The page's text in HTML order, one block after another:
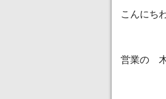
こんにち
営業の